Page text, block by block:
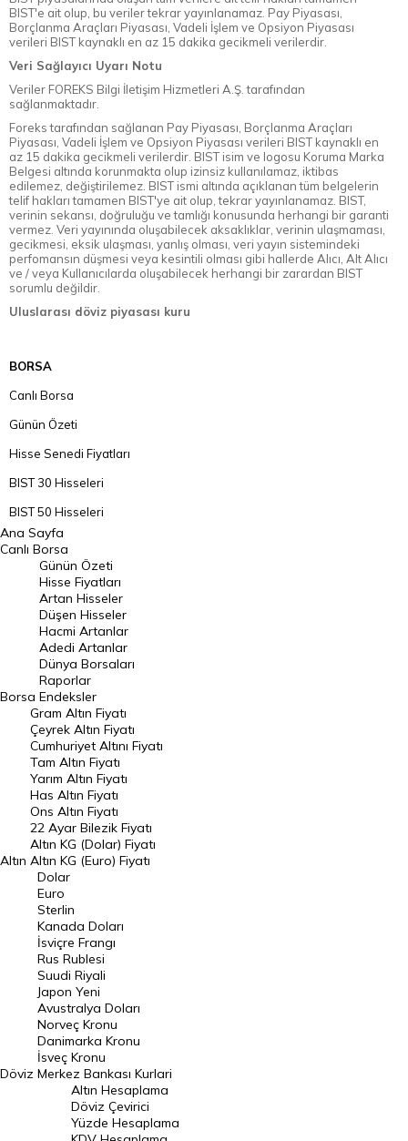
BIST'e ait olup, bu veriler tekrar yayınlanamaz. Pay Piyasası,
Borçlanma Araçları Piyasası, Vadeli İşlem ve Opsiyon Piyasası
verileri BIST kaynaklı en az 15 dakika gecikmeli verilerdir.
Veri Sağlayıcı Uyarı Notu
Veriler FOREKS Bilgi İletişim Hizmetleri A.Ş. tarafından
sağlanmaktadır.
Foreks tarafından sağlanan Pay Piyasası, Borçlanma Araçları
Piyasası, Vadeli İşlem ve Opsiyon Piyasası verileri BIST kaynaklı en
az 15 dakika gecikmeli verilerdir. BIST isim ve logosu Koruma Marka
Belgesi altında korunmakta olup izinsiz kullanılamaz, iktibas
edilemez, değiştirilemez. BIST ismi altında açıklanan tüm belgelerin
telif hakları tamamen BIST'ye ait olup, tekrar yayınlanamaz. BIST,
verinin sekansı, doğruluğu ve tamlığı konusunda herhangi bir garanti
vermez. Veri yayınında oluşabilecek aksaklıklar, verinin ulaşmaması,
gecikmesi, eksik ulaşması, yanlış olması, veri yayın sistemindeki
perfomansın düşmesi veya kesintili olması gibi hallerde Alıcı, Alt Alıcı
ve / veya Kullanıcılarda oluşabilecek herhangi bir zarardan BIST
sorumlu değildir.
Uluslarası döviz piyasası kuru
BORSA
Canlı Borsa
Günün Özeti
Hisse Senedi Fiyatları
BIST 30 Hisseleri
BIST 50 Hisseleri
BIST 100 Hisseleri
En Çok Artan Hisseler
En Çok Düşen Hisseler
Hacmi Artanlar
Geçmiş Kapanışlar
Dünya Borsaları
Raporlar
Endeksler
DÖVİZ
Döviz Kuru
Dolar Kuru
Euro Kuru
Pound Kuru
Frank Kuru
Riyal Kuru
Avustralya Doları
Danimarka Kronu Kuru
Kanada Doları Kuru
Norveç Kronu Kuru
İsveç Kronu Kuru
Japon Yeni Kuru
Ana Sayfa
Canlı Borsa
Borsa
Günün Özeti
Hisse Fiyatları
Artan Hisseler
Düşen Hisseler
Hacmi Artanlar
Adedi Artanlar
Dünya Borsaları
Raporlar
Endeksler
Altın
Gram Altın Fiyatı
Çeyrek Altın Fiyatı
Cumhuriyet Altını Fiyatı
Tam Altın Fiyatı
Yarım Altın Fiyatı
Has Altın Fiyatı
Ons Altın Fiyatı
22 Ayar Bilezik Fiyatı
Altın KG (Dolar) Fiyatı
Altın KG (Euro) Fiyatı
Döviz
Dolar
Euro
Sterlin
Kanada Doları
İsviçre Frangı
Rus Rublesi
Suudi Riyali
Japon Yeni
Avustralya Doları
Norveç Kronu
Danimarka Kronu
İsveç Kronu
Merkez Bankası Kurlari
Altın Hesaplama
Döviz Çevirici
Yüzde Hesaplama